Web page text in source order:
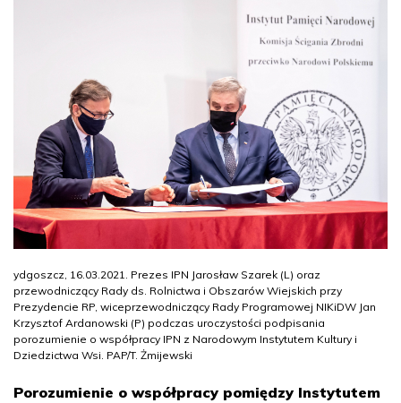
ydgoszcz, 16.03.2021. Prezes IPN Jarosław Szarek (L) oraz
przewodniczący Rady ds. Rolnictwa i Obszarów Wiejskich przy
Prezydencie RP, wiceprzewodniczący Rady Programowej NIKiDW Jan
Krzysztof Ardanowski (P) podczas uroczystości podpisania
porozumienie o współpracy IPN z Narodowym Instytutem Kultury i
Dziedzictwa Wsi. PAP/T. Żmijewski
Porozumienie o współpracy pomiędzy Instytutem